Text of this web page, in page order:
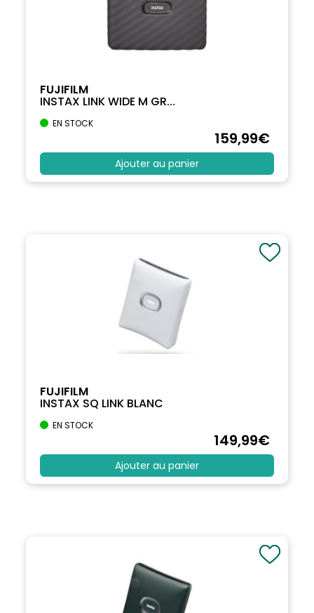
FUJIFILM
INSTAX LINK WIDE M GR...
EN STOCK
159,99€
Ajouter au panier
FUJIFILM
INSTAX SQ LINK BLANC
EN STOCK
149,99€
Ajouter au panier